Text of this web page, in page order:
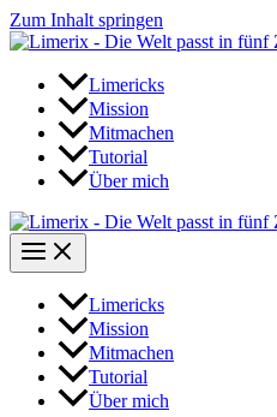
Zum Inhalt springen
Limericks
Mission
Mitmachen
Tutorial
Über mich
Limericks
Mission
Mitmachen
Tutorial
Über mich